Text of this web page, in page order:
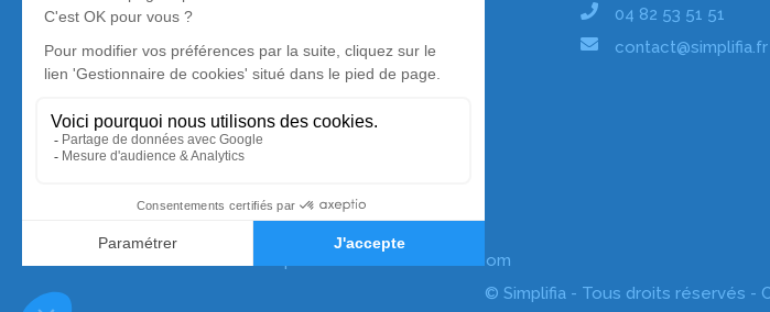
Avis de décès
Liste des familles
Annuaire des pompes funèbres
Livraison de fleurs
Simplifia est membre de la Silver Alliance,
premier collectif de marques dédié au mieux vieillir
www.silveralliance.com
04 82 53 51 51
contact@simplifia.fr
© Simplifia - Tous droits réservés -